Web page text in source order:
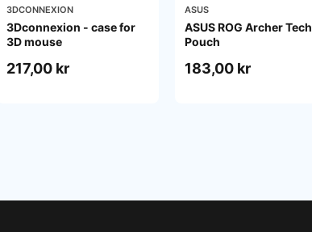
3DCONNEXION
3Dconnexion - case for
3D mouse
217,00 kr
ASUS
ASUS ROG Archer Tech
Pouch
183,00 kr